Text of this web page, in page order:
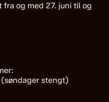
og med 27. juni til og
(søndager stengt)